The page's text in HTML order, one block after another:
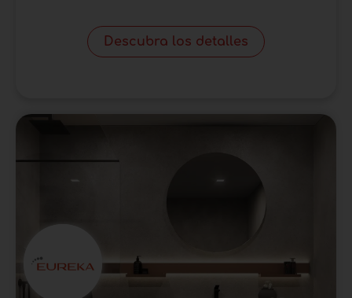
Descubra los detalles